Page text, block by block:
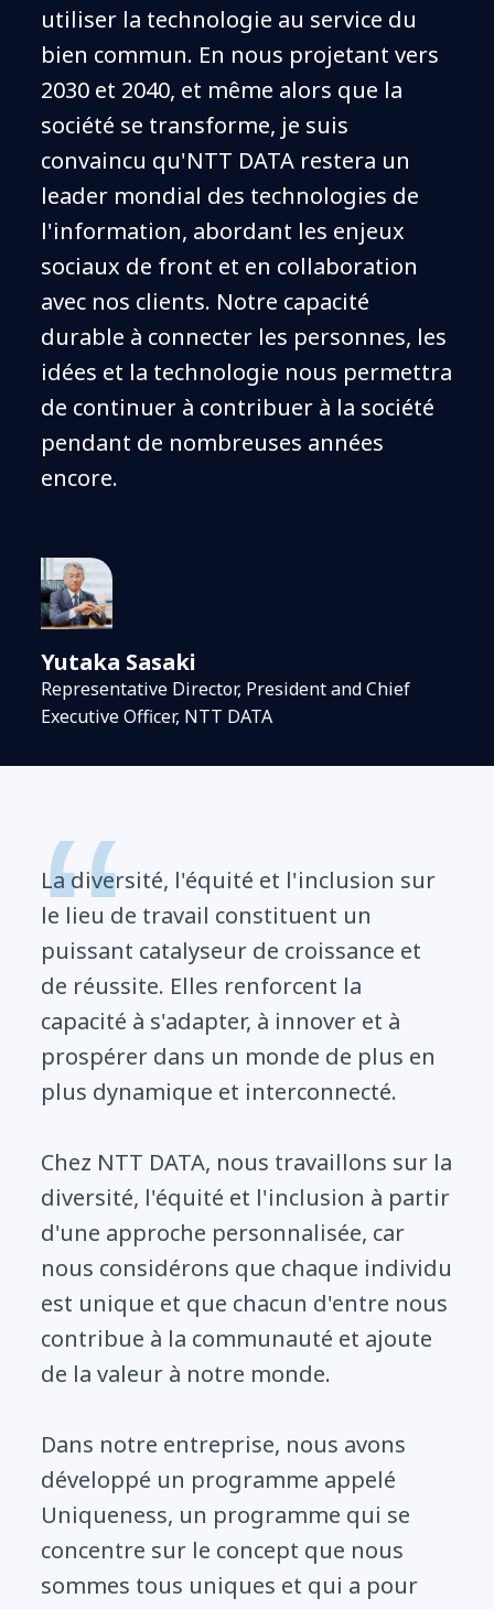
utiliser la technologie au service du
bien commun. En nous projetant vers
2030 et 2040, et même alors que la
société se transforme, je suis
convaincu qu'NTT DATA restera un
leader mondial des technologies de
l'information, abordant les enjeux
sociaux de front et en collaboration
avec nos clients. Notre capacité
durable à connecter les personnes, les
idées et la technologie nous permettra
de continuer à contribuer à la société
pendant de nombreuses années
encore.
Yutaka Sasaki
Representative Director, President and Chief
Executive Officer, NTT DATA
La diversité, l'équité et l'inclusion sur
le lieu de travail constituent un
puissant catalyseur de croissance et
de réussite. Elles renforcent la
capacité à s'adapter, à innover et à
prospérer dans un monde de plus en
plus dynamique et interconnecté.
Chez NTT DATA, nous travaillons sur la
diversité, l'équité et l'inclusion à partir
d'une approche personnalisée, car
nous considérons que chaque individu
est unique et que chacun d'entre nous
contribue à la communauté et ajoute
de la valeur à notre monde.
Dans notre entreprise, nous avons
développé un programme appelé
Uniqueness, un programme qui se
concentre sur le concept que nous
sommes tous uniques et qui a pour